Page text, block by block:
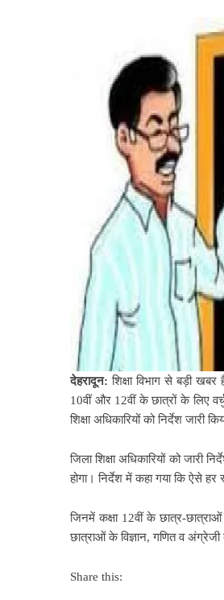
देहरादून: शिक्षा विभाग से बड़ी
10वीं और 12वीं के छात्रों के लिए
शिक्षा अधिकारियों को निर्देश जारी
जिला शिक्षा अधिकारियों को जारी
होगा। निर्देश में कहा गया कि ऐसे
जिनमें कक्षा 12वीं के छात्र-छात्राओं
छात्राओं के विज्ञान, गणित व
Share this: